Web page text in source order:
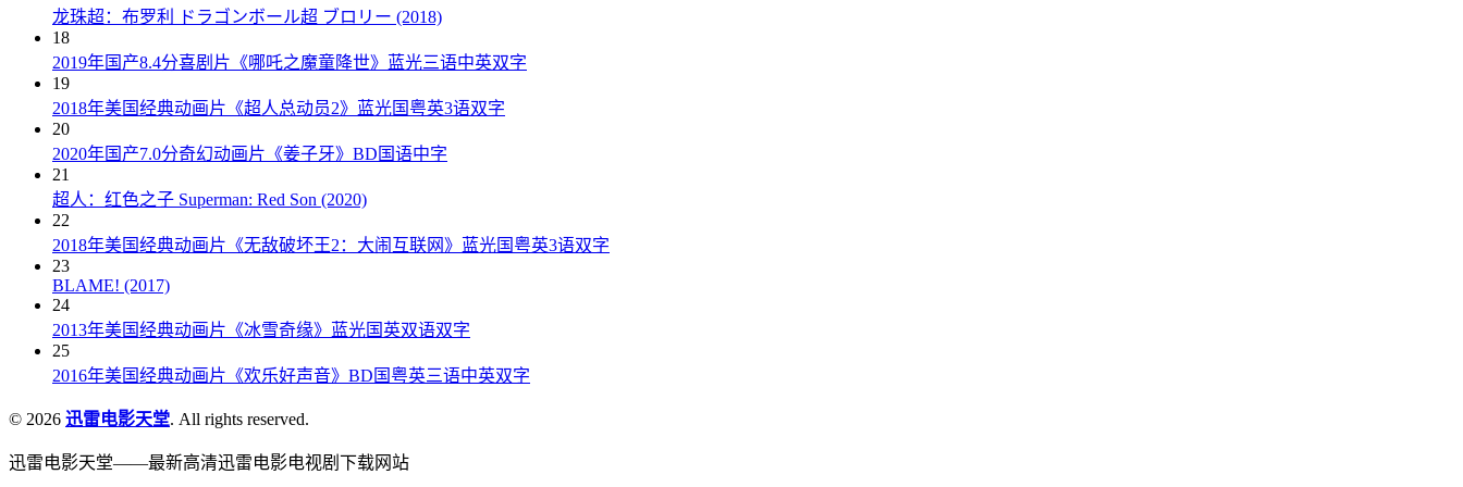
龙珠超：布罗利 ドラゴンボール超 ブロリー (2018)
18
2019年国产8.4分喜剧片《哪吒之魔童降世》蓝光三语中英双字
19
2018年美国经典动画片《超人总动员2》蓝光国粤英3语双字
20
2020年国产7.0分奇幻动画片《姜子牙》BD国语中字
21
超人：红色之子 Superman: Red Son (2020)
22
2018年美国经典动画片《无敌破坏王2：大闹互联网》蓝光国粤英3语双字
23
BLAME! (2017)
24
2013年美国经典动画片《冰雪奇缘》蓝光国英双语双字
25
2016年美国经典动画片《欢乐好声音》BD国粤英三语中英双字
© 2026 迅雷电影天堂. All rights reserved.
迅雷电影天堂——最新高清迅雷电影电视剧下载网站